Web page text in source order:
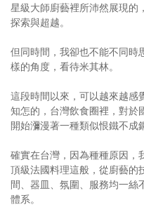
星級大師廚藝裡所沛然展現的
探索與超越。
但同時間，我卻也不能不同時
樣的角度，看待米其林。
這段時間以來，可以越來越感
知怎的，台灣飲食圈裡，對於
開始瀰漫著一種類似恨鐵不成
確實在台灣，因為種種原因，
頂級法國料理這般，從廚藝的
間、器皿、氛圍、服務均一絲
體系。